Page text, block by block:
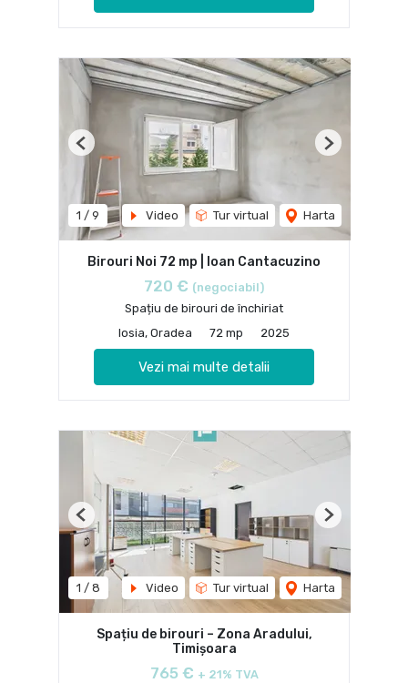
1 / 9 Video Tur virtual Harta
Previous Next
Birouri Noi 72 mp | Ioan Cantacuzino
720 € (negociabil)
Spațiu de birouri de închiriat
Iosia, Oradea
72 mp 2025
Vezi mai multe detalii
1 / 8 Video Tur virtual Harta
Previous Next
Spațiu de birouri – Zona Aradului,
Timișoara
765 € + 21% TVA